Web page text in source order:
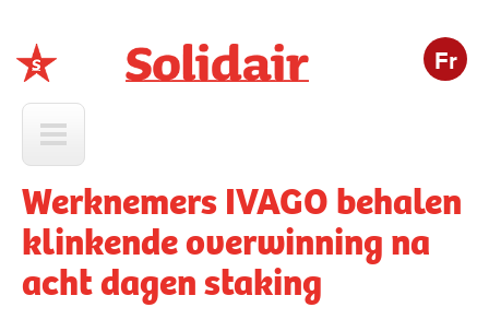
Fr
Werknemers IVAGO behalen
klinkende overwinning na
acht dagen staking